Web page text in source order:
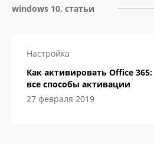
windows 10, статьи
Настройка
Как активировать Office 365:
все способы активации
27 февраля 2019